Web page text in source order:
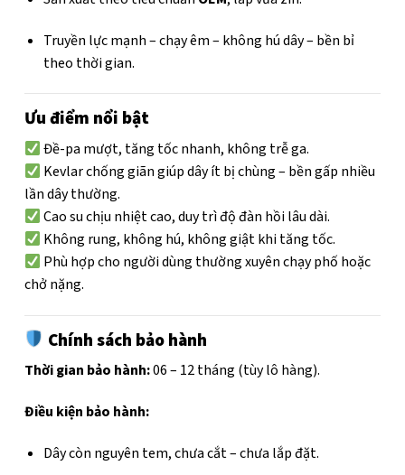
Truyền lực mạnh – chạy êm – không hú dây – bền bỉ
theo thời gian.
Ưu điểm nổi bật
Đề-pa mượt, tăng tốc nhanh, không trễ ga.
Kevlar chống giãn giúp dây ít bị chùng – bền gấp nhiều
lần dây thường.
Cao su chịu nhiệt cao, duy trì độ đàn hồi lâu dài.
Không rung, không hú, không giật khi tăng tốc.
Phù hợp cho người dùng thường xuyên chạy phố hoặc
chở nặng.
Chính sách bảo hành
Thời gian bảo hành:06 – 12 tháng (tùy lô hàng).
Điều kiện bảo hành:
Dây còn nguyên tem, chưa cắt – chưa lắp đặt.